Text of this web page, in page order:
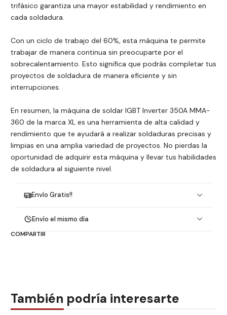
trifásico garantiza una mayor estabilidad y rendimiento en
cada soldadura.
Con un ciclo de trabajo del 60%, esta máquina te permite
trabajar de manera continua sin preocuparte por el
sobrecalentamiento. Esto significa que podrás completar tus
proyectos de soldadura de manera eficiente y sin
interrupciones.
En resumen, la máquina de soldar IGBT Inverter 350A MMA-
360 de la marca XL es una herramienta de alta calidad y
rendimiento que te ayudará a realizar soldaduras precisas y
limpias en una amplia variedad de proyectos. No pierdas la
oportunidad de adquirir esta máquina y llevar tus habilidades
de soldadura al siguiente nivel.
Envío Gratis!!
Envío el mismo día
COMPARTIR
También podría interesarte